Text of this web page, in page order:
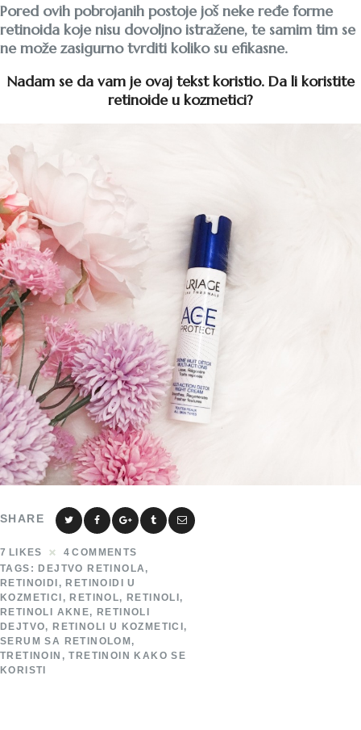
Pored ovih pobrojanih postoje još neke ređe forme
retinoida koje nisu dovoljno istražene, te samim tim se
ne može zasigurno tvrditi koliko su efikasne.
Nadam se da vam je ovaj tekst koristio. Da li koristite
retinoide u kozmetici?
SHARE
7 LIKES 4 COMMENTS
TAGS: DEJTVO RETINOLA ,
RETINOIDI , RETINOIDI U
KOZMETICI , RETINOL, RETINOLI ,
RETINOLI AKNE, RETINOLI
DEJTVO, RETINOLI U KOZMETICI ,
SERUM SA RETINOLOM ,
TRETINOIN ,TRETINOIN KAKO SE
KORISTI